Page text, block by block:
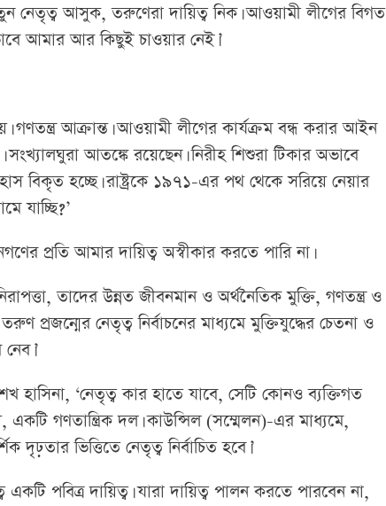
নেতৃত্ব আসুক, তরুণেরা দায়িত্ব নিক। আওয়ামী লীগের বিগত
আমার আর কিছুই চাওয়ার নেই।’
গণতন্ত্র আক্রান্ত। আওয়ামী লীগের কার্যক্রম বন্ধ করার আইন
আতঙ্কে রয়েছেন। নিরীহ শিশুরা টিকার অভাবে
বিকৃত হচ্ছে। রাষ্ট্রকে ১৯৭১-এর পথ থেকে সরিয়ে নেয়ার
যাচ্ছি?’
প্রতি আমার দায়িত্ব অস্বীকার করতে পারি না।
তাদের উন্নত জীবনমান ও অর্থনৈতিক মুক্তি, গণতন্ত্র ও
নেতৃত্ব নির্বাচনের মাধ্যমে মুক্তিযুদ্ধের চেতনা ও
হাসিনা, ‘নেতৃত্ব কার হাতে যাবে, সেটি কোনও ব্যক্তিগত
গণতান্ত্রিক দল। কাউন্সিল (সম্মেলন)-এর মাধ্যমে,
ভিত্তিতে নেতৃত্ব নির্বাচিত হবে।’
পবিত্র দায়িত্ব। যারা দায়িত্ব পালন করতে পারবেন না,